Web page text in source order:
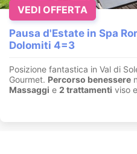
Pausa d'Estate in Spa
Dolomiti 4=3
Posizione fantastica in Val di
Gourmet. Percorso benessere
Massaggi e 2 trattamenti viso
VEDI OFFERTA